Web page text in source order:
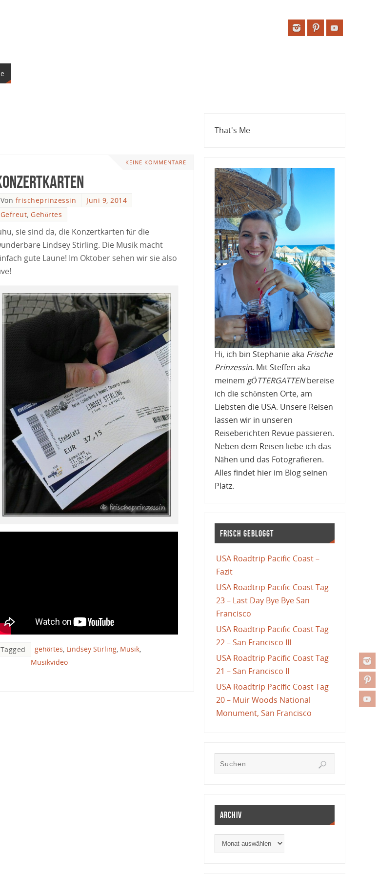
KEINE KOMMENTARE
Von frischeprinzessin
Juni 9, 2014
Gefreut,Gehörtes
sie sind da, die Konzertkarten für die
Lindsey Stirling. Die Musik macht
gute Laune! Im Oktober sehen wir sie also
Tagged gehörtes, Lindsey Stirling, Musik,
Musikvideo
That's Me
Hi, ich bin Stephanie aka Frische
Prinzessin. Mit Steffen aka
meinem gÖTTERGATTENbereise
ich die schönsten Orte, am
Liebsten die USA. Unsere Reisen
lassen wir in unseren
Reiseberichten Revue passieren.
Neben dem Reisen liebe ich das
Nähen und das Fotografieren.
Alles findet hier im Blog seinen
Platz.
Frisch gebloggt
USA Roadtrip Pacific Coast –
Fazit
USA Roadtrip Pacific Coast Tag
23 – Last Day Bye Bye San
Francisco
USA Roadtrip Pacific Coast Tag
22 – San Francisco III
USA Roadtrip Pacific Coast Tag
21 – San Francisco II
USA Roadtrip Pacific Coast Tag
20 – Muir Woods National
Monument, San Francisco
Archiv